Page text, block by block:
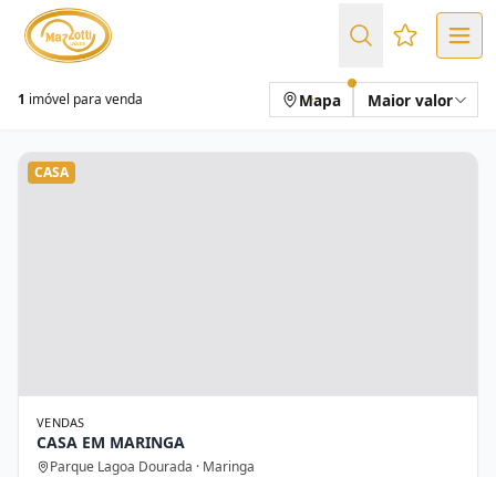
Favoritos
1 imóvel para venda Mapa Maior valor
CASA
VENDAS
CASA EM MARINGA
Parque Lagoa Dourada · Maringa